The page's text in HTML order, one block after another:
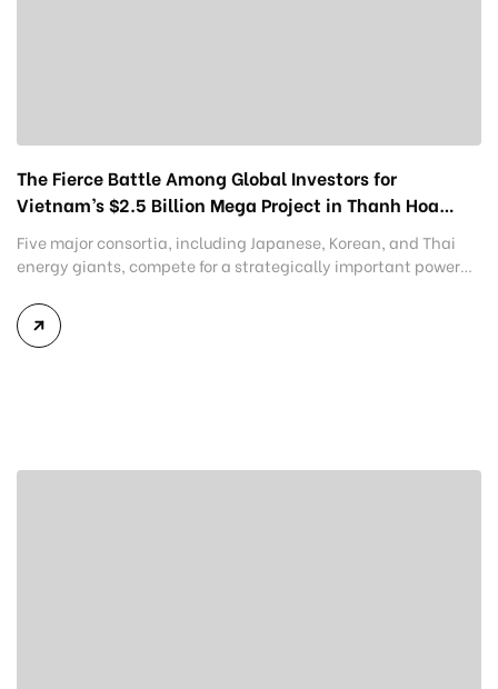
The Fierce Battle Among Global Investors for
Vietnam’s $2.5 Billion Mega Project in Thanh Hoa
Five major consortia, including Japanese, Korean, and Thai
energy giants, compete for a strategically important power
Illustration Thanh Hoa Provincial Party Committee says five
investors have shown keen interest in the development of an